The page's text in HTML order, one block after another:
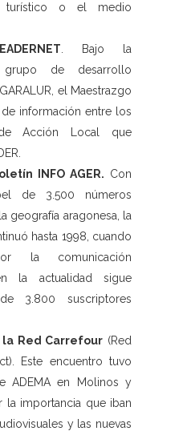
turístico o el medio
. Bajo la
de desarrollo
el Maestrazgo
información entre los
Acción Local que
INFO AGER. Con
de 3.500 números
geografía aragonesa, la
hasta 1998, cuando
la comunicación
la actualidad sigue
3.800 suscriptores
Red Carrefour (Red
Este encuentro tuvo
ADEMA en Molinos y
la importancia que iban
y las nuevas